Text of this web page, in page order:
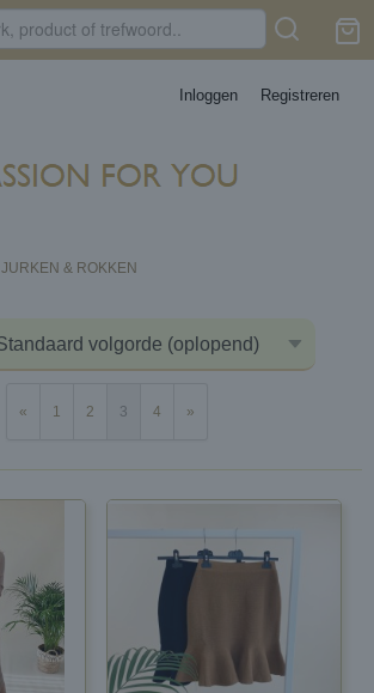
Inloggen Registreren
JURKEN & ROKKEN
« 1 2 3 4 »